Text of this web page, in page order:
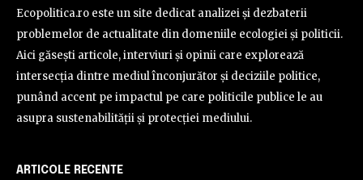
Ecopolitica.ro este un site dedicat analizei și dezbaterii
problemelor de actualitate din domeniile ecologiei și politicii.
Aici găsești articole, interviuri și opinii care explorează
intersecția dintre mediul înconjurător și deciziile politice,
punând accent pe impactul pe care politicile publice le au
asupra sustenabilității și protecției mediului.
ARTICOLE RECENTE